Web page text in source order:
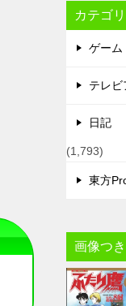
カテゴ
ゲーム
テレ
日記
(1,793)
東方
画像つ